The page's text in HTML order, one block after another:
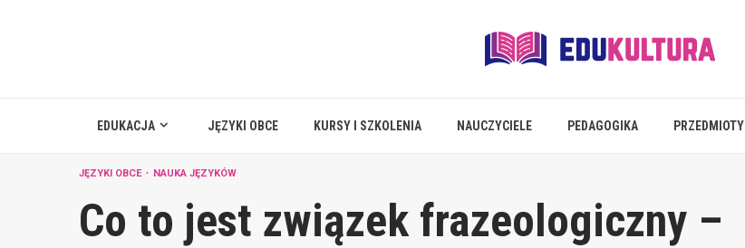
EDUKACJA JĘZYKI OBCE KURSY I SZKOLENIA NAUCZYCIELE PEDAGOGIKA PRZEDMIOTY
JĘZYKI OBCE NAUKA JĘZYKÓW
Co to jest związek frazeologiczny –